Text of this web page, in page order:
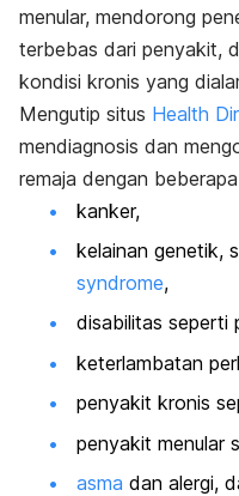
menular, mendorong
terbebas dari penyakit,
kondisi kronis yang
Mengutip situs Health
mendiagnosis dan
remaja dengan
kanker,
kelainan genetik,
syndrome,
disabilitas seperti
keterlambatan
penyakit kronis
penyakit menular
asma dan alergi,